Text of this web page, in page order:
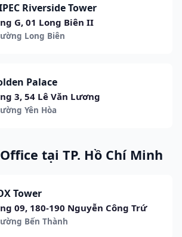
Riverside Tower
G, 01 Long Biên II
Long Biên
Palace
3, 54 Lê Văn Lương
Yên Hòa
tại TP. Hồ Chí Minh
Tower
09, 180-190 Nguyễn Công Trứ
Bến Thành